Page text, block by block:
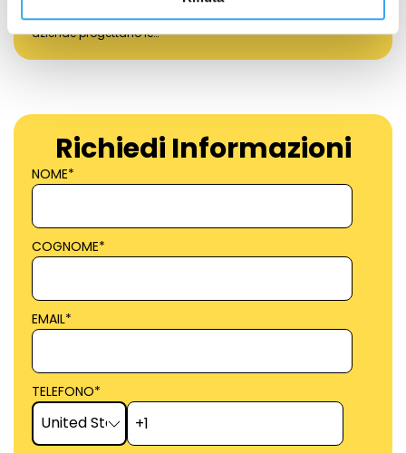
L’intelligenza artificiale sta trasformando il modo in cui le
aziende progettano le…
Richiedi Informazioni
NOME*
COGNOME*
EMAIL*
TELEFONO*